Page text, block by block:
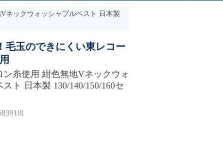
ネックウォッシャブルベスト 日本製
毛玉のできにくい東レコー
ン糸使用 紺色無地Vネックウォ
ト 日本製 130/140/150/160セ